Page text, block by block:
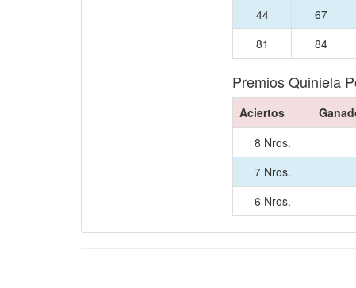
44
67
81
84
Premios Quiniela
Aciertos
8 Nros.
7 Nros.
6 Nros.